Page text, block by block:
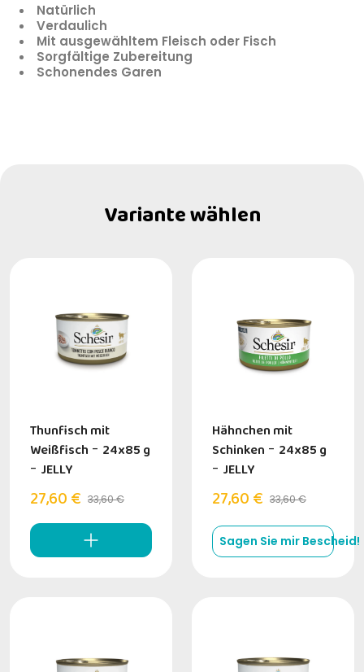
Natürlich
Verdaulich
Mit ausgewähltem Fleisch oder Fisch
Sorgfältige Zubereitung
Schonendes Garen
Variante wählen
Thunfisch mit
Weißfisch - 24x85 g
- JELLY
27,60 € 33,60 €
Hähnchen mit
Schinken - 24x85 g
- JELLY
27,60 € 33,60 €
Sagen Sie mir Bescheid!